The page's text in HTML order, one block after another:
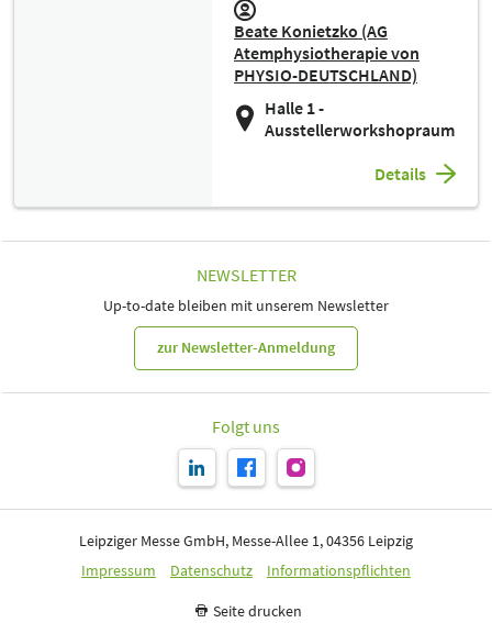
Beate Konietzko (AG
Atemphysiotherapie von
PHYSIO-DEUTSCHLAND)
Halle 1 -
Ausstellerworkshopraum
Details
NEWSLETTER
Up-to-date bleiben mit unserem Newsletter
zur Newsletter-Anmeldung
Folgt uns
Leipziger Messe GmbH, Messe-Allee 1, 04356 Leipzig
Impressum
Datenschutz Informationspflichten
Seite drucken